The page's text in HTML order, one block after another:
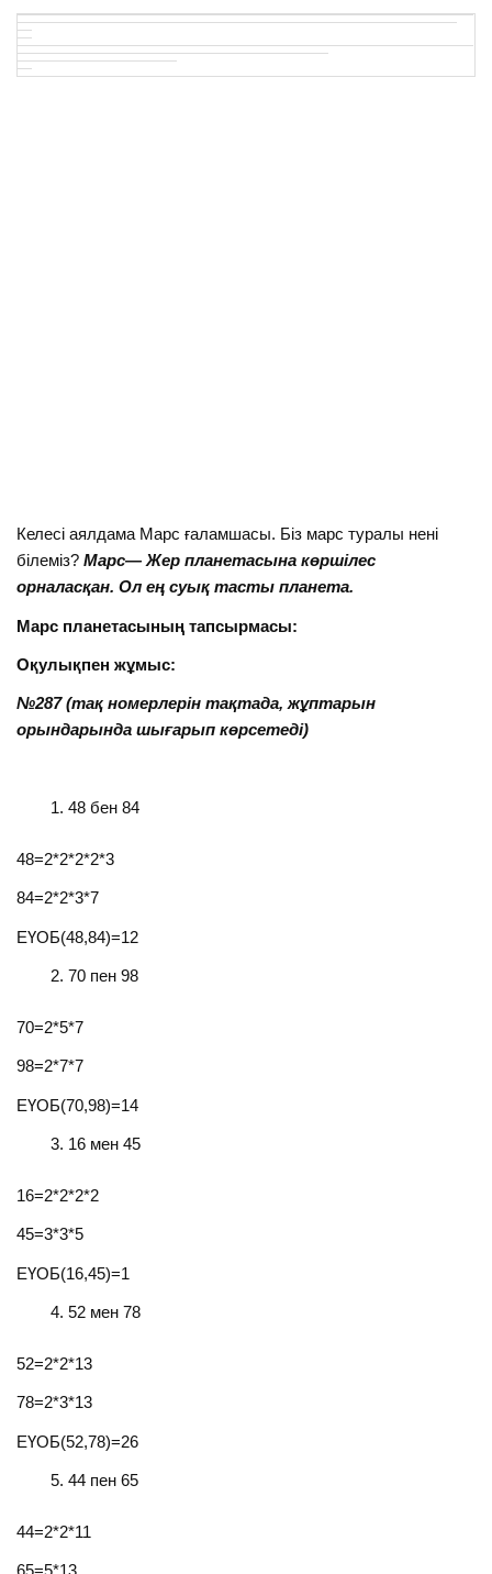
Келесі аялдама Марс ғаламшасы. Бiз марс туралы ненi
бiлемiз? Марс— Жер планетасына көршілес
орналасқан. Ол ең суық тасты планета.
Марс планетасының тапсырмасы:
Оқулықпен жұмыс:
№287 (тақ номерлерін тақтада, жұптарын
орындарында шығарып көрсетеді)
48 бен 84
48=2*2*2*2*3
84=2*2*3*7
ЕҮОБ(48,84)=12
70 пен 98
70=2*5*7
98=2*7*7
ЕҮОБ(70,98)=14
16 мен 45
16=2*2*2*2
45=3*3*5
ЕҮОБ(16,45)=1
52 мен 78
52=2*2*13
78=2*3*13
ЕҮОБ(52,78)=26
44 пен 65
44=2*2*11